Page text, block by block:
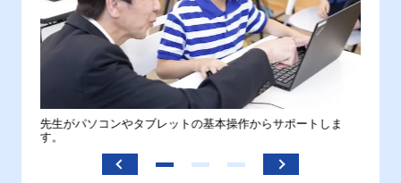
先生がパソコンやタブレットの基本操作からサポートしま
す。